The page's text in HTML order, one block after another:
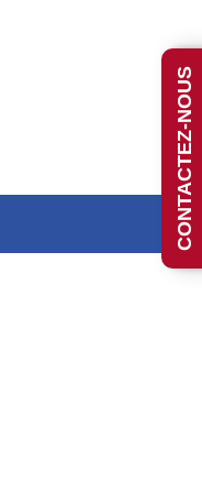
CONTACTEZ-NOUS